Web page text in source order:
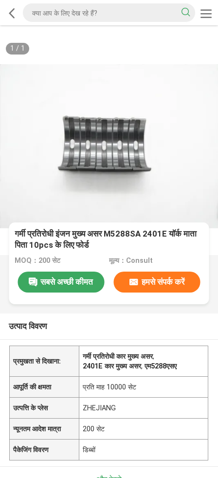
1 / 1
गर्मी प्रतिरोधी इंजन मुख्य असर M5288SA 2401E यॉर्क माता
पिता 10pcs के लिए फोर्ड
MOQ：200 सेट मूल्य：Consult
सबसे अच्छी कीमत हमसे संपर्क करें
उत्पाद विवरण
प्रमुखता से दिखाना:
गर्मी प्रतिरोधी कार मुख्य असर,
2401E कार मुख्य असर,एम5288एसए
आपूर्ति की क्षमता प्रति माह 10000 सेट
उत्पत्ति के प्लेस ZHEJIANG
न्यूनतम आदेश मात्रा 200 सेट
पैकेजिंग विवरण डिब्बों